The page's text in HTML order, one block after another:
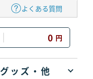
よくある質問
0 円
グッズ・他